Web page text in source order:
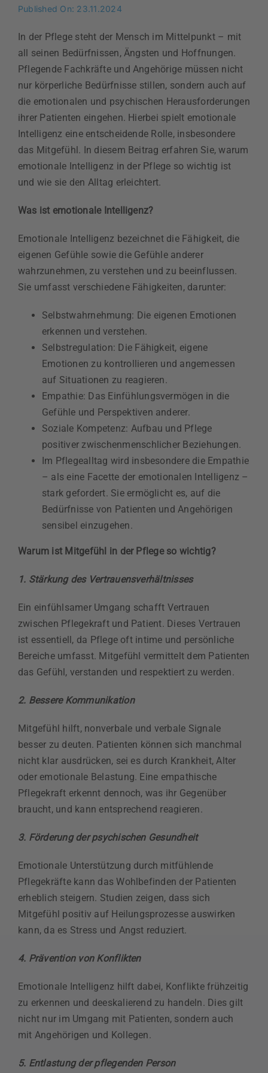
Published On: 23.11.2024
In der Pflege steht der Mensch im Mittelpunkt – mit
all seinen Bedürfnissen, Ängsten und Hoffnungen.
Pflegende Fachkräfte und Angehörige müssen nicht
nur körperliche Bedürfnisse stillen, sondern auch auf
die emotionalen und psychischen Herausforderungen
ihrer Patienten eingehen. Hierbei spielt emotionale
Intelligenz eine entscheidende Rolle, insbesondere
das Mitgefühl. In diesem Beitrag erfahren Sie, warum
emotionale Intelligenz in der Pflege so wichtig ist
und wie sie den Alltag erleichtert.
Was ist emotionale Intelligenz?
Emotionale Intelligenz bezeichnet die Fähigkeit, die
eigenen Gefühle sowie die Gefühle anderer
wahrzunehmen, zu verstehen und zu beeinflussen.
Sie umfasst verschiedene Fähigkeiten, darunter:
Selbstwahrnehmung: Die eigenen Emotionen
erkennen und verstehen.
Selbstregulation: Die Fähigkeit, eigene
Emotionen zu kontrollieren und angemessen
auf Situationen zu reagieren.
Empathie: Das Einfühlungsvermögen in die
Gefühle und Perspektiven anderer.
Soziale Kompetenz: Aufbau und Pflege
positiver zwischenmenschlicher Beziehungen.
Im Pflegealltag wird insbesondere die Empathie
– als eine Facette der emotionalen Intelligenz –
stark gefordert. Sie ermöglicht es, auf die
Bedürfnisse von Patienten und Angehörigen
sensibel einzugehen.
Warum ist Mitgefühl in der Pflege so wichtig?
1. Stärkung des Vertrauensverhältnisses
Ein einfühlsamer Umgang schafft Vertrauen
zwischen Pflegekraft und Patient. Dieses Vertrauen
ist essentiell, da Pflege oft intime und persönliche
Bereiche umfasst. Mitgefühl vermittelt dem Patienten
das Gefühl, verstanden und respektiert zu werden.
2. Bessere Kommunikation
Mitgefühl hilft, nonverbale und verbale Signale
besser zu deuten. Patienten können sich manchmal
nicht klar ausdrücken, sei es durch Krankheit, Alter
oder emotionale Belastung. Eine empathische
Pflegekraft erkennt dennoch, was ihr Gegenüber
braucht, und kann entsprechend reagieren.
3. Förderung der psychischen Gesundheit
Emotionale Unterstützung durch mitfühlende
Pflegekräfte kann das Wohlbefinden der Patienten
erheblich steigern. Studien zeigen, dass sich
Mitgefühl positiv auf Heilungsprozesse auswirken
kann, da es Stress und Angst reduziert.
4. Prävention von Konflikten
Emotionale Intelligenz hilft dabei, Konflikte frühzeitig
zu erkennen und deeskalierend zu handeln. Dies gilt
nicht nur im Umgang mit Patienten, sondern auch
mit Angehörigen und Kollegen.
5. Entlastung der pflegenden Person